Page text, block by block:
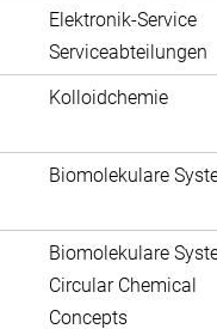
Elektronik-Service
Serviceabteilungen
Kolloidchemie
Biomolekulare
Biomolekulare
Circular Chemical
Concepts